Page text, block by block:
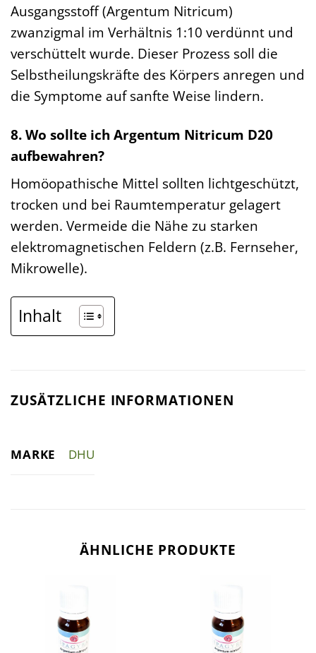
Ausgangsstoff (Argentum Nitricum)
zwanzigmal im Verhältnis 1:10 verdünnt und
verschüttelt wurde. Dieser Prozess soll die
Selbstheilungskräfte des Körpers anregen und
die Symptome auf sanfte Weise lindern.
8. Wo sollte ich Argentum Nitricum D20
aufbewahren?
Homöopathische Mittel sollten lichtgeschützt,
trocken und bei Raumtemperatur gelagert
werden. Vermeide die Nähe zu starken
elektromagnetischen Feldern (z.B. Fernseher,
Mikrowelle).
Inhalt
ZUSÄTZLICHE INFORMATIONEN
MARKE DHU
ÄHNLICHE PRODUKTE